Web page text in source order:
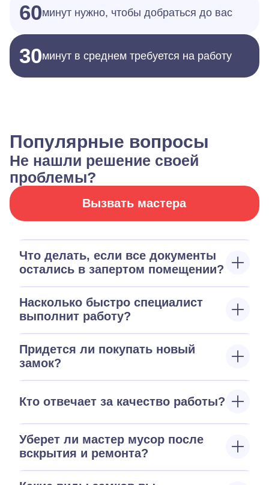
60минут нужно, чтобы добраться до вас
30минут в среднем требуется на работу
Популярные вопросы
Не нашли решение своей
проблемы?
Вызвать мастера
Что делать, если все документы
остались в запертом помещении?
Насколько быстро специалист
выполнит работу?
Придется ли покупать новый
замок?
Кто отвечает за качество работы?
Уберет ли мастер мусор после
вскрытия и ремонта?